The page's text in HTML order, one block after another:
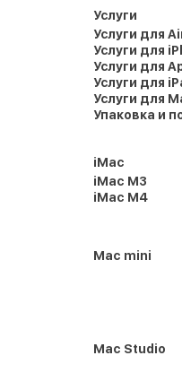
Услуги
Услуги для
Услуги для
Услуги для
Услуги для
Услуги для
Упаковка и
iMac
iMac M3
iMac M4
Mac mini
Mac Studio